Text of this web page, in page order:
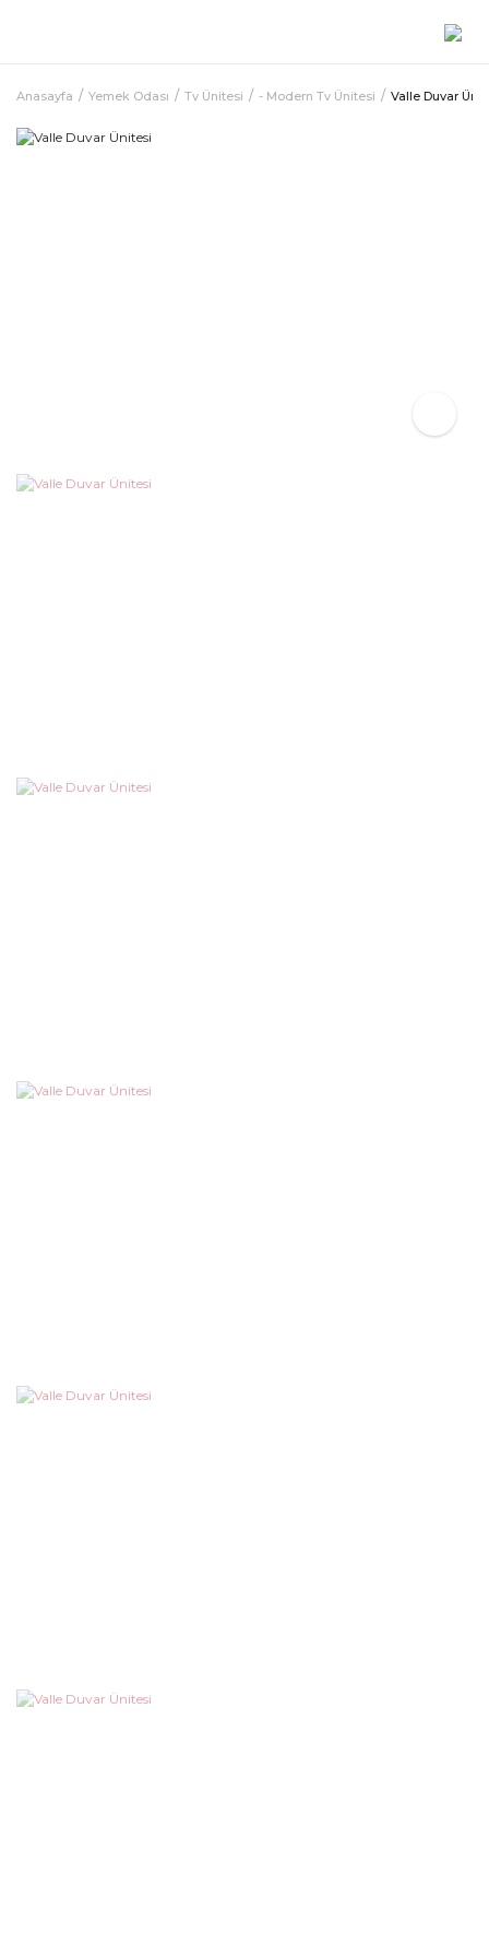
Anasayfa Yemek Odası Tv Ünitesi - Modern Tv Ünitesi Valle Duvar